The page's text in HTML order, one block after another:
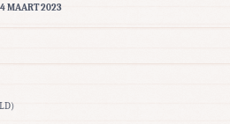
MAART 2023